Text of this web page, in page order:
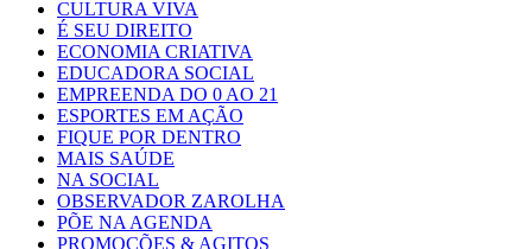
CULTURA VIVA
É SEU DIREITO
ECONOMIA CRIATIVA
EDUCADORA SOCIAL
EMPREENDA DO 0 AO 21
ESPORTES EM AÇÃO
FIQUE POR DENTRO
MAIS SAÚDE
NA SOCIAL
OBSERVADOR ZAROLHA
PÕE NA AGENDA
PROMOÇÕES & AGITOS